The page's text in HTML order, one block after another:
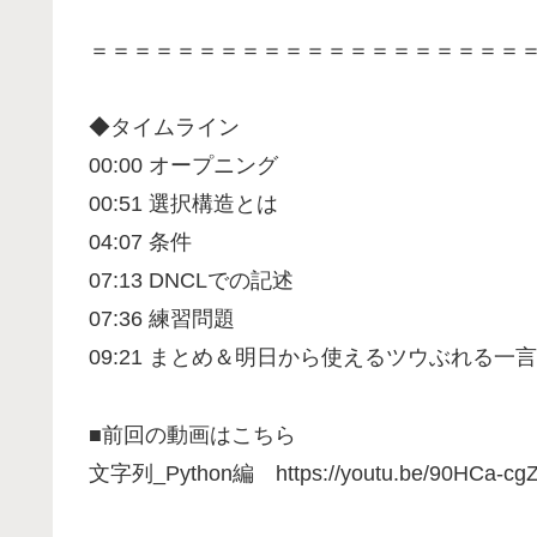
＝＝＝＝＝＝＝＝＝＝＝＝＝＝＝＝＝＝＝＝＝
◆タイムライン
00:00 オープニング
00:51 選択構造とは
04:07 条件
07:13 DNCLでの記述
07:36 練習問題
09:21 まとめ＆明日から使えるツウぶれる一言
■前回の動画はこちら
文字列_Python編 https://youtu.be/90HCa-